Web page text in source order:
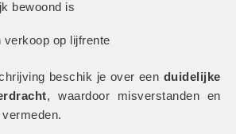
bewoond is
op lijfrente
beschik je over een duidelijke
, waardoor misverstanden en